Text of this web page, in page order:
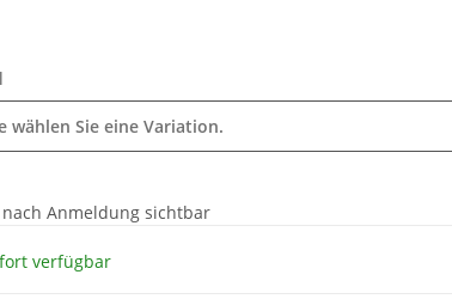
wählen Sie eine Variation.
nach Anmeldung sichtbar
verfügbar